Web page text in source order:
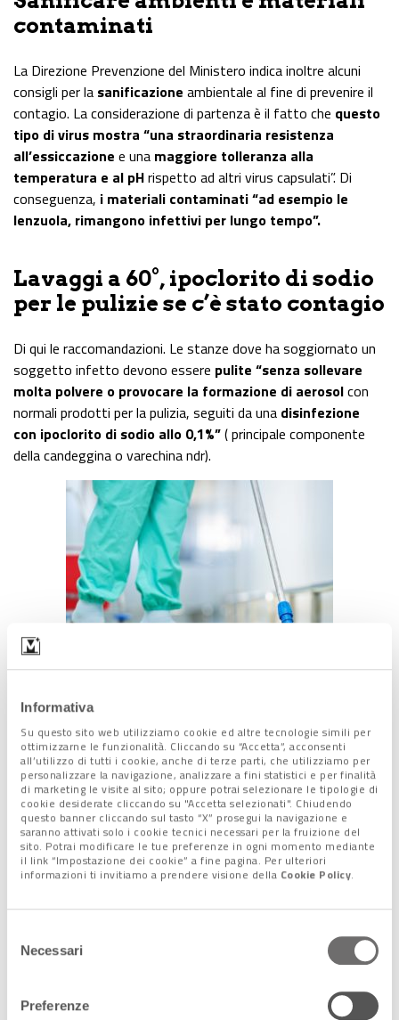
Informativa
Su questo sito web utilizziamo cookie ed altre tecnologie simili per
ottimizzarne le funzionalità. Cliccando su “Accetta”, acconsenti
all’utilizzo di tutti i cookie, anche di terze parti, che utilizziamo per
personalizzare la navigazione, analizzare a fini statistici e per finalità
di marketing le visite al sito; oppure potrai selezionare le tipologie di
cookie desiderate cliccando su "Accetta selezionati". Chiudendo
questo banner cliccando sul tasto “X” prosegui la navigazione e
saranno attivati solo i cookie tecnici necessari per la fruizione del
sito. Potrai modificare le tue preferenze in ogni momento mediante
il link “Impostazione dei cookie” a fine pagina. Per ulteriori
informazioni ti invitiamo a prendere visione della Cookie Policy.
delNecessari
Preferenze
contaminati
La Direzione Prevenzione del Ministero indica inoltre alcuni
consigli per la sanificazione ambientale al fine di prevenire il
contagio. La considerazione di partenza è il fatto che questo
tipo di virus mostra “una straordinaria resistenza
all’essiccazione e una maggiore tolleranza alla
temperatura e al pHrispetto ad altri virus capsulati”. Di
conseguenza, i materiali contaminati “ad esempio le
lenzuola, rimangono infettivi per lungo tempo”.
Lavaggi a 60°, ipoclorito di sodio
per le pulizie se c’è stato contagio
Di qui le raccomandazioni. Le stanze dove ha soggiornato un
soggetto infetto devono essere pulite “senza sollevare
molta polvere o provocare la formazione di aerosolcon
normali prodotti per la pulizia, seguiti da una disinfezione
con ipoclorito di sodio allo 0,1%”( principale componente
della candeggina o varechina ndr).
Particolare attenzione va riservata aiservizi igienicie a
biancheriae lenzuola, che “devono esserelavate a cicli di
60°C“.
Legarze e gli altri materialiche possono contenere liquidi
organici o croste invece “devono essere preferibilmente
gestiti in una struttura sanitaria comerifiuti speciali
Cure e vaccini
La circolare si addentra anche nel tema delle cure. E precisa
farmacologico, inclusi specifici antivirali può essere